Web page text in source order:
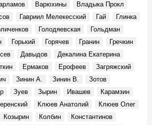
Варюхины
Владыка Прокл
Гавриил Мелекесский Гай
Глинка
Голодяевская
Гольдман
Горький Горячев Гранин
Гречкин
Давыдов
Декалина Екатерина
Ермаков Ерофеев
Загряжский
Зинин А. Зинин В.
Зотов
Зуев Зырин Ивашев
Карамзин
Клюев Анатолий
Клюев Олег
Козырин Колбин
Константинов